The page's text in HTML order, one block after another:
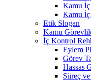
Kamu İç
Kamu
Etik Slogan
Kamu
İç Kontrol
Eylem
Görev
Hassas
Süreç